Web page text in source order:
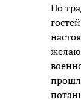
По